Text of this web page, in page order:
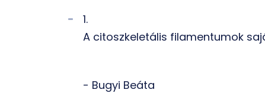
1.
A citoszkeletális filamentumok
- Bugyi Beáta